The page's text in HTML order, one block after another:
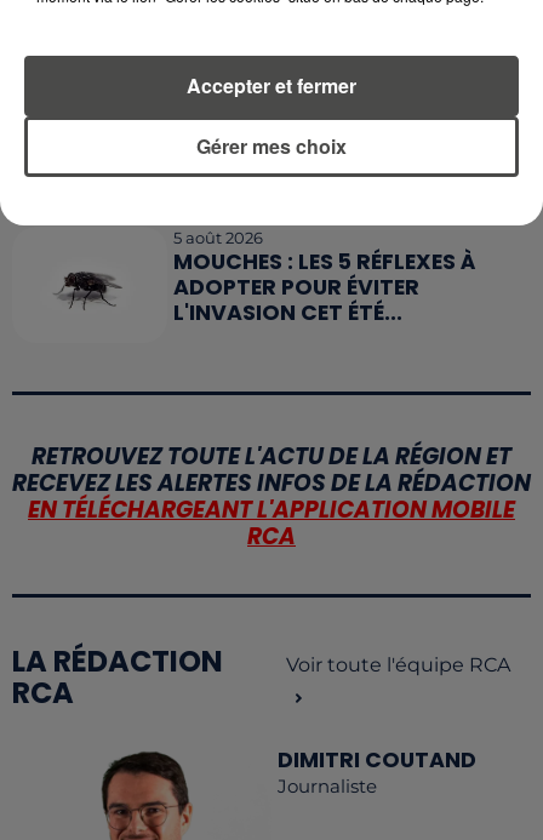
ALERTE L’ONU
QUELLES SONT LES MARQUES QUI
OFFRENT LE MEILLEUR RAPPORT...
5 août 2026
MOUCHES : LES 5 RÉFLEXES À
ADOPTER POUR ÉVITER
L'INVASION CET ÉTÉ...
RETROUVEZ TOUTE L'ACTU DE LA RÉGION ET
RECEVEZ LES ALERTES INFOS DE LA RÉDACTION
EN TÉLÉCHARGEANT L'APPLICATION MOBILE
RCA
LA RÉDACTION
RCA
Voir toute l'équipe RCA
DIMITRI COUTAND
Journaliste
Gérer mes choix
Accepter et fermer